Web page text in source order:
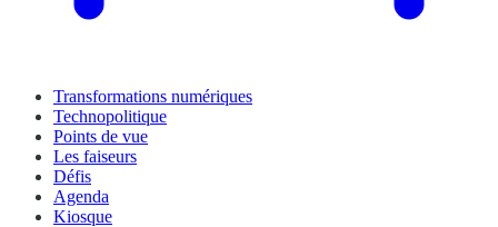
Transformations numériques
Technopolitique
Points de vue
Les faiseurs
Défis
Agenda
Kiosque